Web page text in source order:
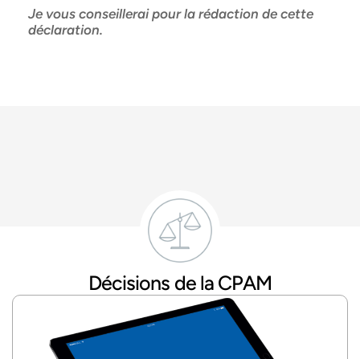
Je vous conseillerai pour la rédaction de cette
déclaration.
Décisions de la CPAM